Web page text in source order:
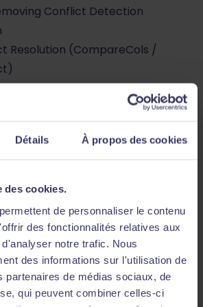
Détails À propos des cookies
des cookies.
de personnaliser le contenu
des fonctionnalités relatives aux
notre trafic. Nous
des informations sur l'utilisation de
partenaires de médias sociaux, de
qui peuvent combiner celles-ci
Conflict Detection
Resolution (CompareCols /
GoldenGate 26ai CDR
Column Values Available to
26ai Parameter files
26ai Parameter file
Conflict Resolution?
Column Values
On Parameters
with Conflict Resolution